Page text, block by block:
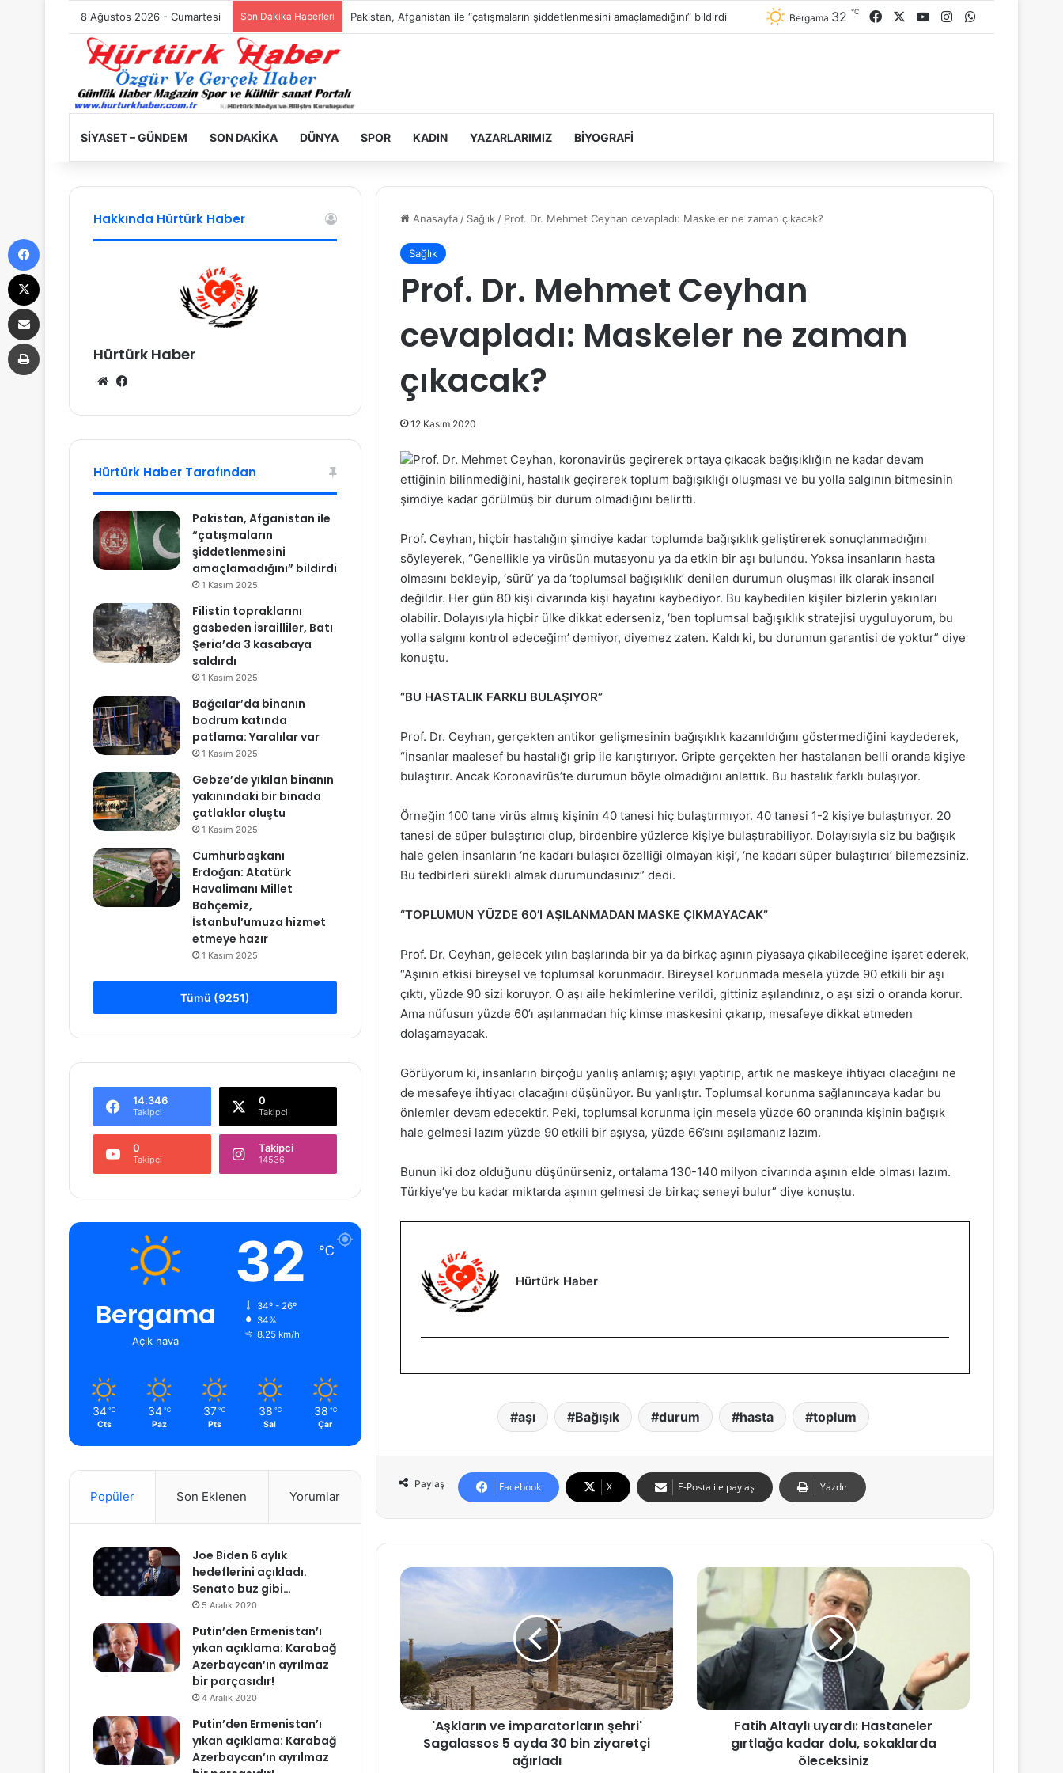
8 Ağustos 2026 - Cumartesi Son Dakika Haberleri Filistin topraklarını gasbeden İsrailliler, Batı Şeria’da 3 kasabaya saldırdı Bergama 32 ℃ Facebook YouTubeInstagram
SIYASET – GÜNDEM SON DAKIKA DÜNYA SPOR KADIN YAZARLARIMIZ BIYOGRAFI
Anasayfa / Sağlık / Prof. Dr. Mehmet Ceyhan cevapladı: Maskeler ne zaman çıkacak?
Sağlık
Prof. Dr. Mehmet Ceyhan
cevapladı: Maskeler ne zaman
çıkacak?
12 Kasım 2020
Prof. Dr. Mehmet Ceyhan, koronavirüs geçirerek ortaya çıkacak bağışıklığın ne kadar devam
ettiğinin bilinmediğini, hastalık geçirerek toplum bağışıklığı oluşması ve bu yolla salgının bitmesinin
şimdiye kadar görülmüş bir durum olmadığını belirtti.
Prof. Ceyhan, hiçbir hastalığın şimdiye kadar toplumda bağışıklık geliştirerek sonuçlanmadığını
söyleyerek, “Genellikle ya virüsün mutasyonu ya da etkin bir aşı bulundu. Yoksa insanların hasta
olmasını bekleyip, ‘sürü’ ya da ‘toplumsal bağışıklık’ denilen durumun oluşması ilk olarak insancıl
değildir. Her gün 80 kişi civarında kişi hayatını kaybediyor. Bu kaybedilen kişiler bizlerin yakınları
olabilir. Dolayısıyla hiçbir ülke dikkat ederseniz, ‘ben toplumsal bağışıklık stratejisi uyguluyorum, bu
yolla salgını kontrol edeceğim’ demiyor, diyemez zaten. Kaldı ki, bu durumun garantisi de yoktur” diye
konuştu.
“BU HASTALIK FARKLI BULAŞIYOR”
Prof. Dr. Ceyhan, gerçekten antikor gelişmesinin bağışıklık kazanıldığını göstermediğini kaydederek,
“İnsanlar maalesef bu hastalığı grip ile karıştırıyor. Gripte gerçekten her hastalanan belli oranda kişiye
bulaştırır. Ancak Koronavirüs’te durumun böyle olmadığını anlattık. Bu hastalık farklı bulaşıyor.
Örneğin 100 tane virüs almış kişinin 40 tanesi hiç bulaştırmıyor. 40 tanesi 1-2 kişiye bulaştırıyor. 20
tanesi de süper bulaştırıcı olup, birdenbire yüzlerce kişiye bulaştırabiliyor. Dolayısıyla siz bu bağışık
hale gelen insanların ‘ne kadarı bulaşıcı özelliği olmayan kişi’, ‘ne kadarı süper bulaştırıcı’ bilemezsiniz.
Bu tedbirleri sürekli almak durumundasınız” dedi.
“TOPLUMUN YÜZDE 60’I AŞILANMADAN MASKE ÇIKMAYACAK”
Prof. Dr. Ceyhan, gelecek yılın başlarında bir ya da birkaç aşının piyasaya çıkabileceğine işaret ederek,
“Aşının etkisi bireysel ve toplumsal korunmadır. Bireysel korunmada mesela yüzde 90 etkili bir aşı
çıktı, yüzde 90 sizi koruyor. O aşı aile hekimlerine verildi, gittiniz aşılandınız, o aşı sizi o oranda korur.
Ama nüfusun yüzde 60’ı aşılanmadan hiç kimse maskesini çıkarıp, mesafeye dikkat etmeden
dolaşamayacak.
Görüyorum ki, insanların birçoğu yanlış anlamış; aşıyı yaptırıp, artık ne maskeye ihtiyacı olacağını ne
de mesafeye ihtiyacı olacağını düşünüyor. Bu yanlıştır. Toplumsal korunma sağlanıncaya kadar bu
önlemler devam edecektir. Peki, toplumsal korunma için mesela yüzde 60 oranında kişinin bağışık
hale gelmesi lazım yüzde 90 etkili bir aşıysa, yüzde 66’sını aşılamanız lazım.
Bunun iki doz olduğunu düşünürseniz, ortalama 130-140 milyon civarında aşının elde olması lazım.
Türkiye’ye bu kadar miktarda aşının gelmesi de birkaç seneyi bulur” diye konuştu.
Hürtürk Haber
aşı Bağışık durum hasta toplum
Paylaş Facebook X E-Posta ile paylaş Yazdır
'
l
a
n
'Aşkların ve imparatorların şehri'
Sagalassos 5 ayda 30 bin ziyaretçi
ağırladı
F
t
A
l
t
a
Fatih Altaylı uyardı: Hastaneler
gırtlağa kadar dolu, sokaklarda
öleceksiniz
Hakkında Hürtürk Haber
Hürtürk Haber
We
sit
esi
bo
ok
Hürtürk Haber Tarafından
Pakistan, Afganistan ile
“çatışmaların
şiddetlenmesini
amaçlamadığını” bildirdi
1 Kasım 2025
Filistin topraklarını
gasbeden İsrailliler, Batı
Şeria’da 3 kasabaya
saldırdı
1 Kasım 2025
Bağcılar’da binanın
bodrum katında
patlama: Yaralılar var
1 Kasım 2025
Gebze’de yıkılan binanın
yakınındaki bir binada
çatlaklar oluştu
1 Kasım 2025
Cumhurbaşkanı
Erdoğan: Atatürk
Havalimanı Millet
Bahçemiz,
İstanbul’umuza hizmet
etmeye hazır
1 Kasım 2025
Tümü (9251)
14.346
Takipci
0
Takipci
0
Takipci
Takipci
14536
Bergama
Açık hava
32 ℃
34º - 26º
34%
8.25 km/h
34 ℃
Cts
34 ℃
Paz
37 ℃
Pts
38 ℃
Sal
38 ℃
Çar
Popüler Son Eklenen Yorumlar
Joe Biden 6 aylık
hedeflerini açıkladı.
Senato buz gibi…
5 Aralık 2020
Putin’den Ermenistan’ı
yıkan açıklama: Karabağ
Azerbaycan’ın ayrılmaz
bir parçasıdır!
4 Aralık 2020
Putin’den Ermenistan’ı
yıkan açıklama: Karabağ
Azerbaycan’ın ayrılmaz